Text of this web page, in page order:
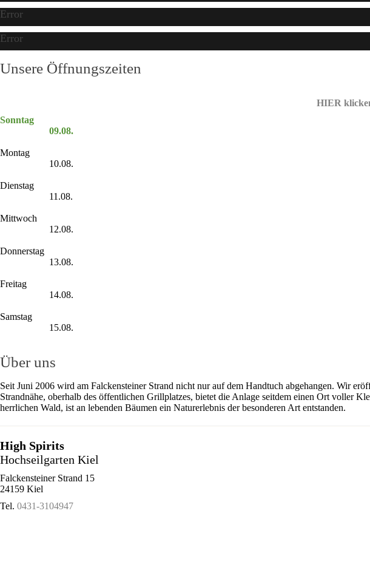
Error
Error
Unsere Öffnungszeiten
HIER
Sonntag
09.08.
Montag
10.08.
Dienstag
11.08.
Mittwoch
12.08.
Donnerstag
13.08.
Freitag
14.08.
Samstag
15.08.
Über uns
Seit Juni 2006 wird am Falckensteiner Strand nicht nur auf dem Handtuch abgehangen. Wir
Strandnähe, oberhalb des öffentlichen Grillplatzes, bietet die Anlage seitdem einen Ort voller
herrlichen Wald, ist an lebenden Bäumen ein Naturerlebnis der besonderen Art entstanden.
High Spirits
Hochseilgarten Kiel
Falckensteiner Strand 15
24159 Kiel
Tel. 0431-3104947